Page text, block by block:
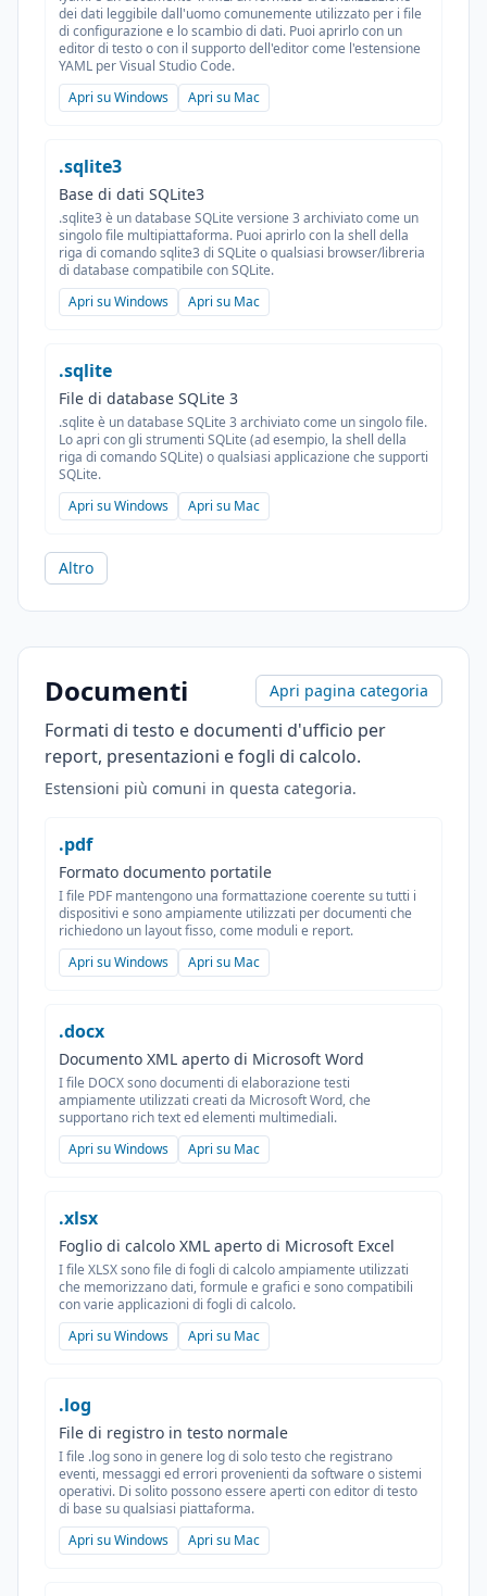
dei dati leggibile dall'uomo comunemente utilizzato per i file
di configurazione e lo scambio di dati. Puoi aprirlo con un
editor di testo o con il supporto dell'editor come l'estensione
YAML per Visual Studio Code.
Apri su Windows
Apri su Mac
.sqlite3
Base di dati SQLite3
.sqlite3 è un database SQLite versione 3 archiviato come un
singolo file multipiattaforma. Puoi aprirlo con la shell della
riga di comando sqlite3 di SQLite o qualsiasi browser/libreria
di database compatibile con SQLite.
Apri su Windows
Apri su Mac
.sqlite
File di database SQLite 3
.sqlite è un database SQLite 3 archiviato come un singolo file.
Lo apri con gli strumenti SQLite (ad esempio, la shell della
riga di comando SQLite) o qualsiasi applicazione che supporti
SQLite.
Apri su Windows
Apri su Mac
Altro
Documenti Apri pagina categoria
Formati di testo e documenti d'ufficio per
report, presentazioni e fogli di calcolo.
Estensioni più comuni in questa categoria.
.pdf
Formato documento portatile
I file PDF mantengono una formattazione coerente su tutti i
dispositivi e sono ampiamente utilizzati per documenti che
richiedono un layout fisso, come moduli e report.
Apri su Windows
Apri su Mac
.docx
Documento XML aperto di Microsoft Word
I file DOCX sono documenti di elaborazione testi
ampiamente utilizzati creati da Microsoft Word, che
supportano rich text ed elementi multimediali.
Apri su Windows
Apri su Mac
.xlsx
Foglio di calcolo XML aperto di Microsoft Excel
I file XLSX sono file di fogli di calcolo ampiamente utilizzati
che memorizzano dati, formule e grafici e sono compatibili
con varie applicazioni di fogli di calcolo.
Apri su Windows
Apri su Mac
.log
File di registro in testo normale
I file .log sono in genere log di solo testo che registrano
eventi, messaggi ed errori provenienti da software o sistemi
operativi. Di solito possono essere aperti con editor di testo
di base su qualsiasi piattaforma.
Apri su Windows
Apri su Mac